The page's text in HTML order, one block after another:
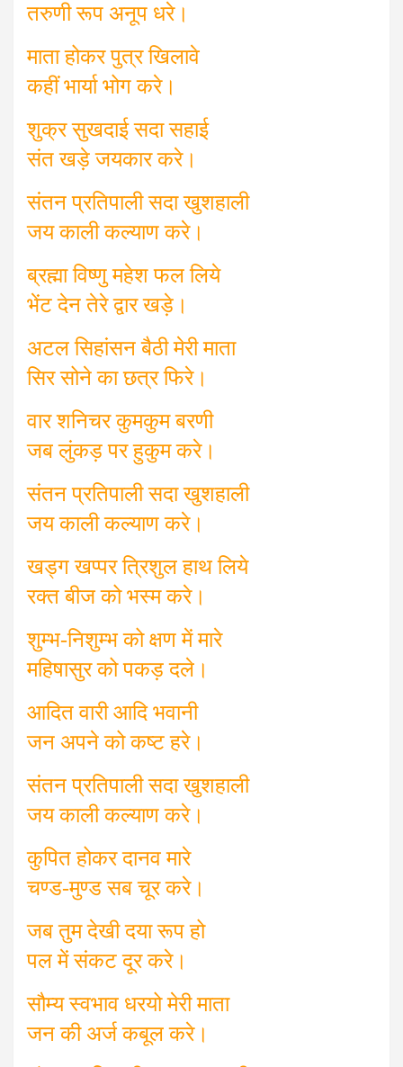
तरुणी रूप अनूप धरे।
माता होकर पुत्र खिलावे
कहीं भार्या भोग करे।
शुक्र सुखदाई सदा सहाई
संत खड़े जयकार करे।
संतन प्रतिपाली सदा खुशहाली
जय काली कल्याण करे।
ब्रह्मा विष्णु महेश फल लिये
भेंट देन तेरे द्वार खड़े।
अटल सिहांसन बैठी मेरी माता
सिर सोने का छत्र फिरे।
वार शनिचर कुमकुम बरणी
जब लुंकड़ पर हुकुम करे।
संतन प्रतिपाली सदा खुशहाली
जय काली कल्याण करे।
खड्ग खप्पर त्रिशुल हाथ लिये
रक्त बीज को भस्म करे।
शुम्भ-निशुम्भ को क्षण में मारे
महिषासुर को पकड़ दले।
आदित वारी आदि भवानी
जन अपने को कष्ट हरे।
संतन प्रतिपाली सदा खुशहाली
जय काली कल्याण करे।
कुपित होकर दानव मारे
चण्ड-मुण्ड सब चूर करे।
जब तुम देखी दया रूप हो
पल में संकट दूर करे।
सौम्य स्वभाव धरयो मेरी माता
जन की अर्ज कबूल करे।